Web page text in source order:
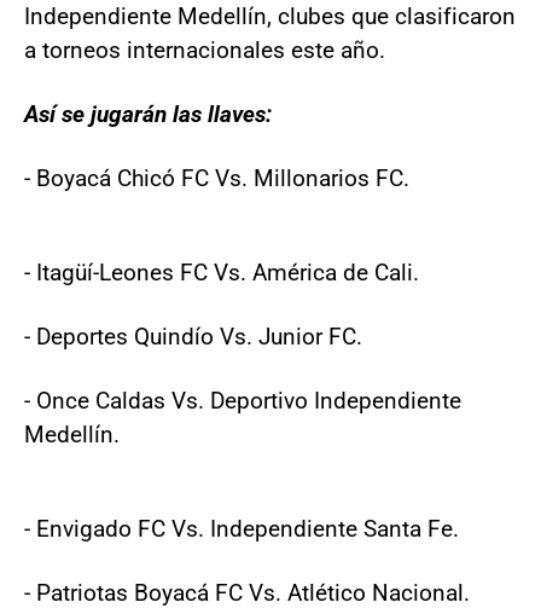
Independiente Medellín, clubes que clasificaron
a torneos internacionales este año.
Así se jugarán las llaves:
- Boyacá Chicó FC Vs. Millonarios FC.
- Itagüí-Leones FC Vs. América de Cali.
- Deportes Quindío Vs. Junior FC.
- Once Caldas Vs. Deportivo Independiente
Medellín.
- Envigado FC Vs. Independiente Santa Fe.
- Patriotas Boyacá FC Vs. Atlético Nacional.